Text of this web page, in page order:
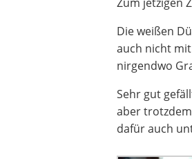
Die weißen
auch nicht
nirgendwo
Sehr gut
aber
dafür auch